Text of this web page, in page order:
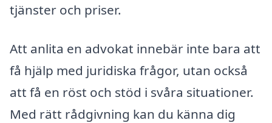
tjänster och priser.
Att anlita en advokat innebär inte bara att
få hjälp med juridiska frågor, utan också
att få en röst och stöd i svåra situationer.
Med rätt rådgivning kan du känna dig